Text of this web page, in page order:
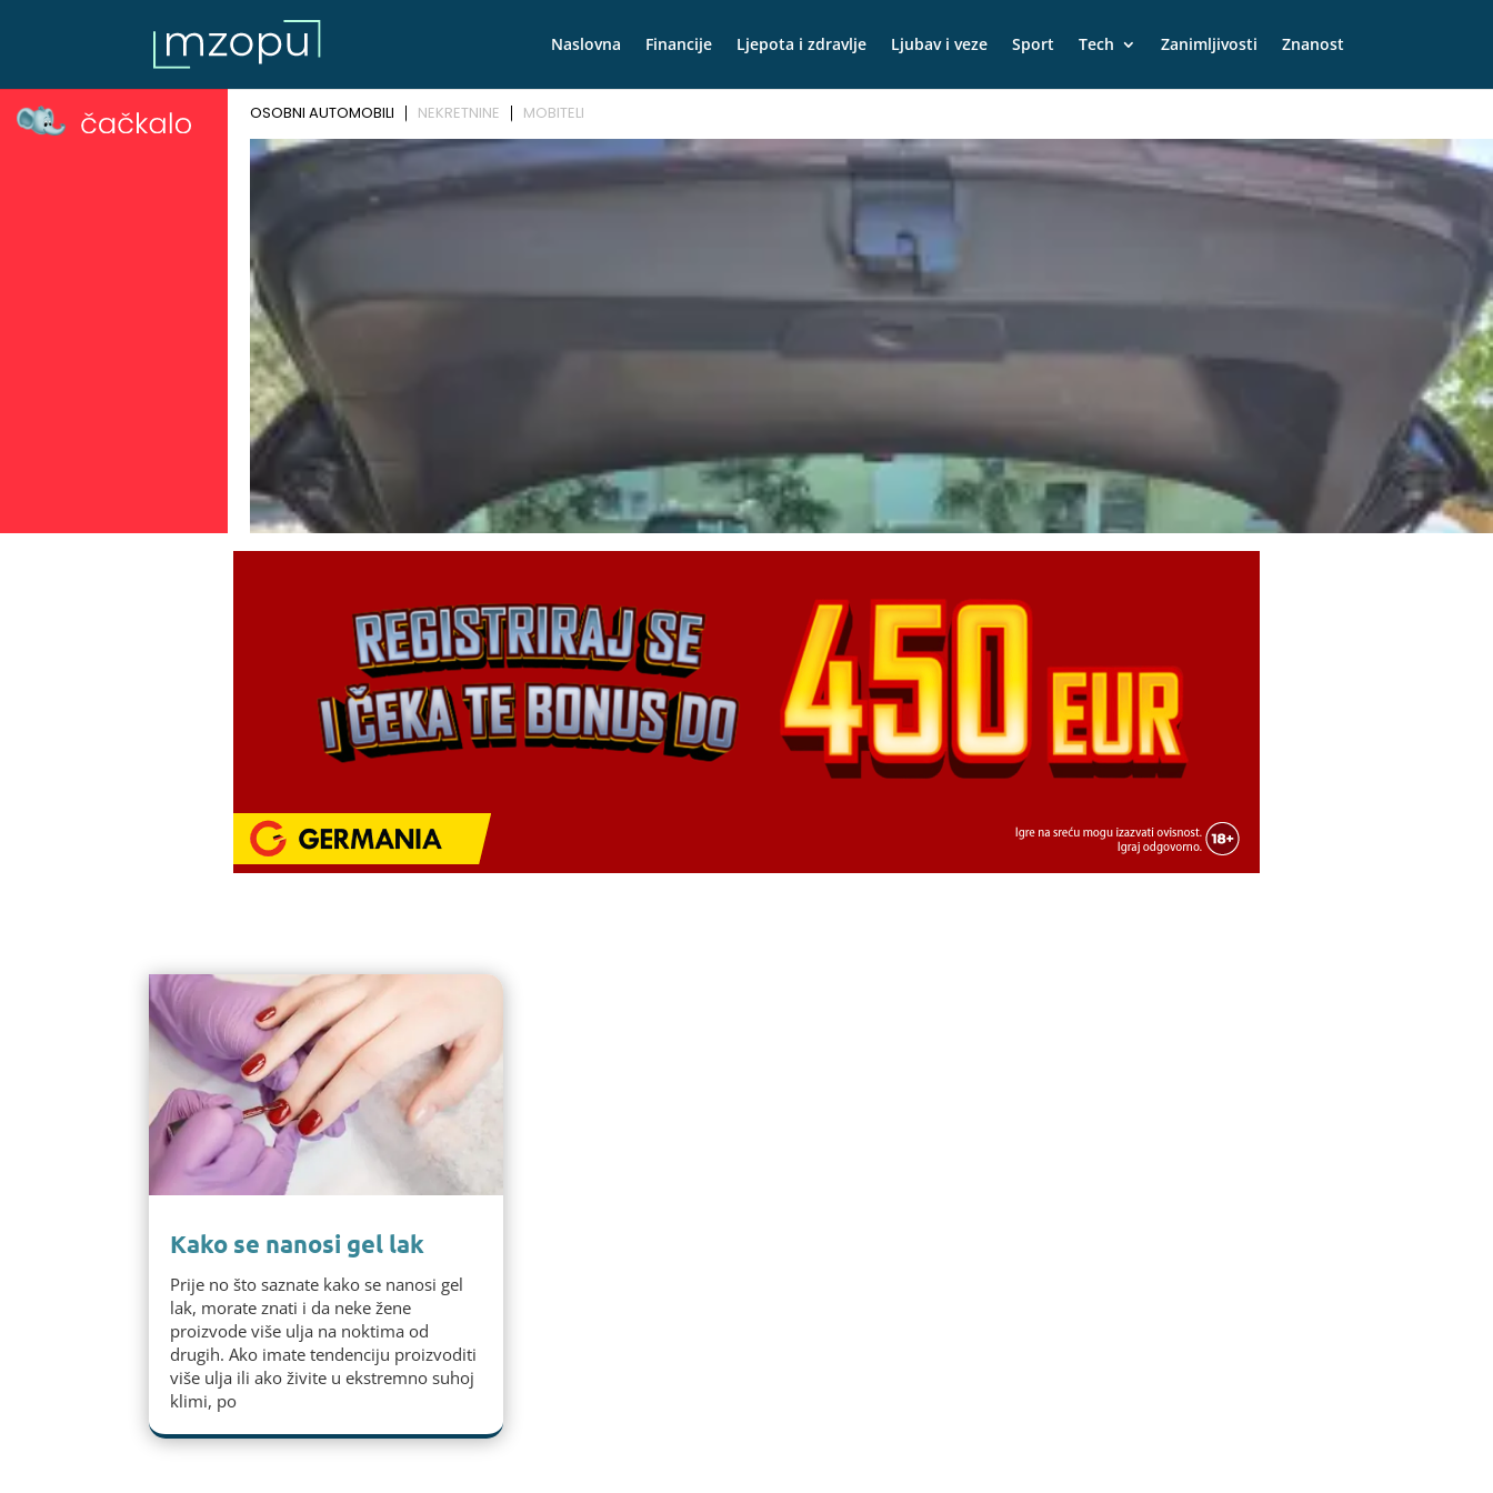
Naslovna Financije Ljepota i zdravlje Ljubav i veze Sport Tech Zanimljivosti Znanost
Kako se nanosi gel lak
Prije no što saznate kako se nanosi gel
lak, morate znati i da neke žene
proizvode više ulja na noktima od
drugih. Ako imate tendenciju proizvoditi
više ulja ili ako živite u ekstremno suhoj
klimi, po